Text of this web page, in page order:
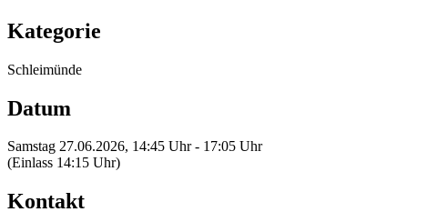
Kategorie
Schleimünde
Datum
Samstag 27.06.2026, 14:45 Uhr - 17:05 Uhr
(Einlass 14:15 Uhr)
Kontakt